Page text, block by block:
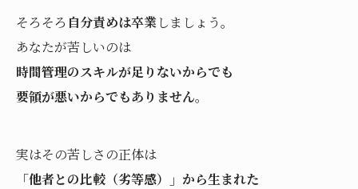
そろそろ 自分責めは卒業しましょう。
あなたが苦しいのは
時間管理のスキルが足りないからでも
要領が悪いからでもありません。
実はその苦しさの正体は
「他者との比較（劣等感）」から生まれた